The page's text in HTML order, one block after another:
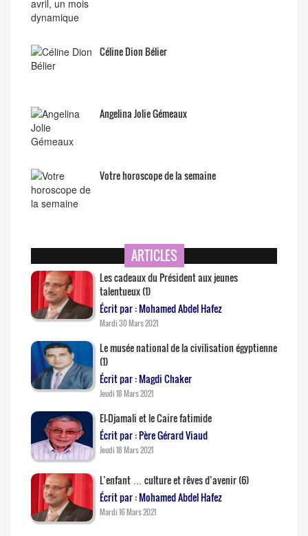
Céline Dion Bélier
Angelina Jolie Gémeaux
Votre horoscope de la semaine
ARTICLES
Les cadeaux du Président aux jeunes
talentueux (1)
Écrit par : Mohamed Abdel Hafez
Mardi 30 Mars 2021
Le musée national de la civilisation égyptienne
(1)
Écrit par : Magdi Chaker
Jeudi 18 Mars 2021
El-Djamali et le Caire fatimide
Écrit par : Père Gérard Viaud
Jeudi 18 Mars 2021
L’enfant … culture et rêves d’avenir (6)
Écrit par : Mohamed Abdel Hafez
Mardi 16 Mars 2021